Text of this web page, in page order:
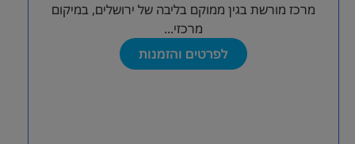
מרכז מורשת בגין ממוקם בליבה של ירושלים, במיקום
מרכזי...
לפרטים והזמנות